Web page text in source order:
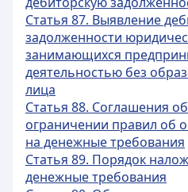
Статья 87. Выявление
задолженности
занимающихся
деятельностью без
лица
Статья 88. Соглашения
ограничении правил об
на денежные требования
Статья 89. Порядок
денежные требования